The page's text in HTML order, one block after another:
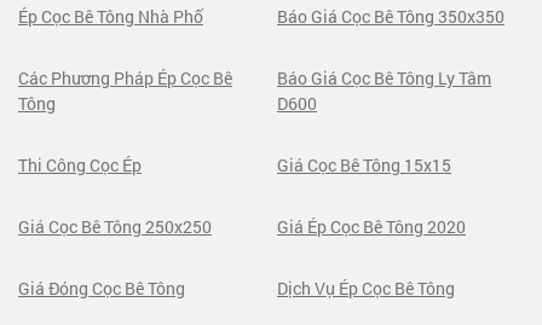
Ép Cọc Bê Tông Nhà Phố Báo Giá Cọc Bê Tông 350x350
Các Phương Pháp Ép Cọc Bê
Tông
Báo Giá Cọc Bê Tông Ly Tâm
D600
Thi Công Cọc Ép Giá Cọc Bê Tông 15x15
Giá Cọc Bê Tông 250x250 Giá Ép Cọc Bê Tông 2020
Giá Đóng Cọc Bê Tông Dịch Vụ Ép Cọc Bê Tông